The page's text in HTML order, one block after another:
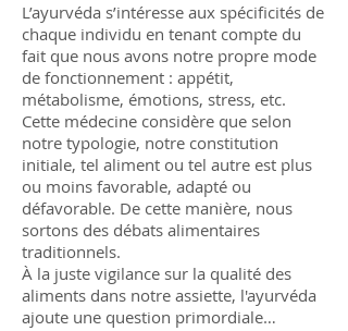
L’ayurvéda s’intéresse aux spécificités de
chaque individu en tenant compte du
fait que nous avons notre propre mode
de fonctionnement : appétit,
métabolisme, émotions, stress, etc.
Cette médecine considère que selon
notre typologie, notre constitution
initiale, tel aliment ou tel autre est plus
ou moins favorable, adapté ou
défavorable. De cette manière, nous
sortons des débats alimentaires
traditionnels.
À la juste vigilance sur la qualité des
aliments dans notre assiette, l'ayurvéda
ajoute une question primordiale…